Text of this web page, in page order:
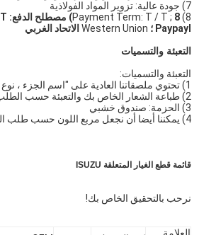
7) جودة عالية: تزوير المواد الفولاذية
8) Payment Term: T / T ; 8) مصطلح الدفع: T / T ؛
Paypayl ؛
Western Union الاتحاد الغربي
التعبئة والتسميات
التعبئة والتسميات:
1) تحتوي ملصقاتنا العادية على "اسم الجزء ، نوع الجزء ، OEM ، إلخ.
2) طباعة الشعار الخاص بك والتعبئة حسب الطلب الخاص بك
3) الحزمة: صندوق خشبي
4) يمكننا أيضا أن نجعل مربع اللون حسب طلب الزبون
قائمة قطع الغيار المتعلقة ISUZU
نرحب بالتحقيق الخاص بك!